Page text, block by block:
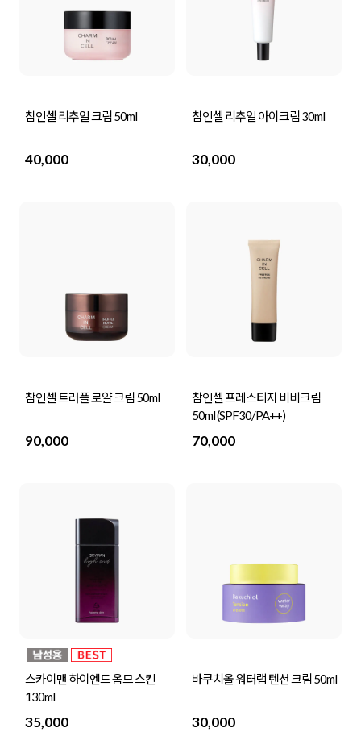
참인셀 리추얼 크림 50ml
40,000
참인셀 리추얼 아이크림 30ml
30,000
참인셀 트러플 로얄 크림 50ml
90,000
참인셀 프레스티지 비비크림
50ml (SPF30/PA++)
70,000
스카이맨 하이엔드 옴므 스킨
130ml
35,000
바쿠치올 워터랩 텐션 크림 50ml
30,000